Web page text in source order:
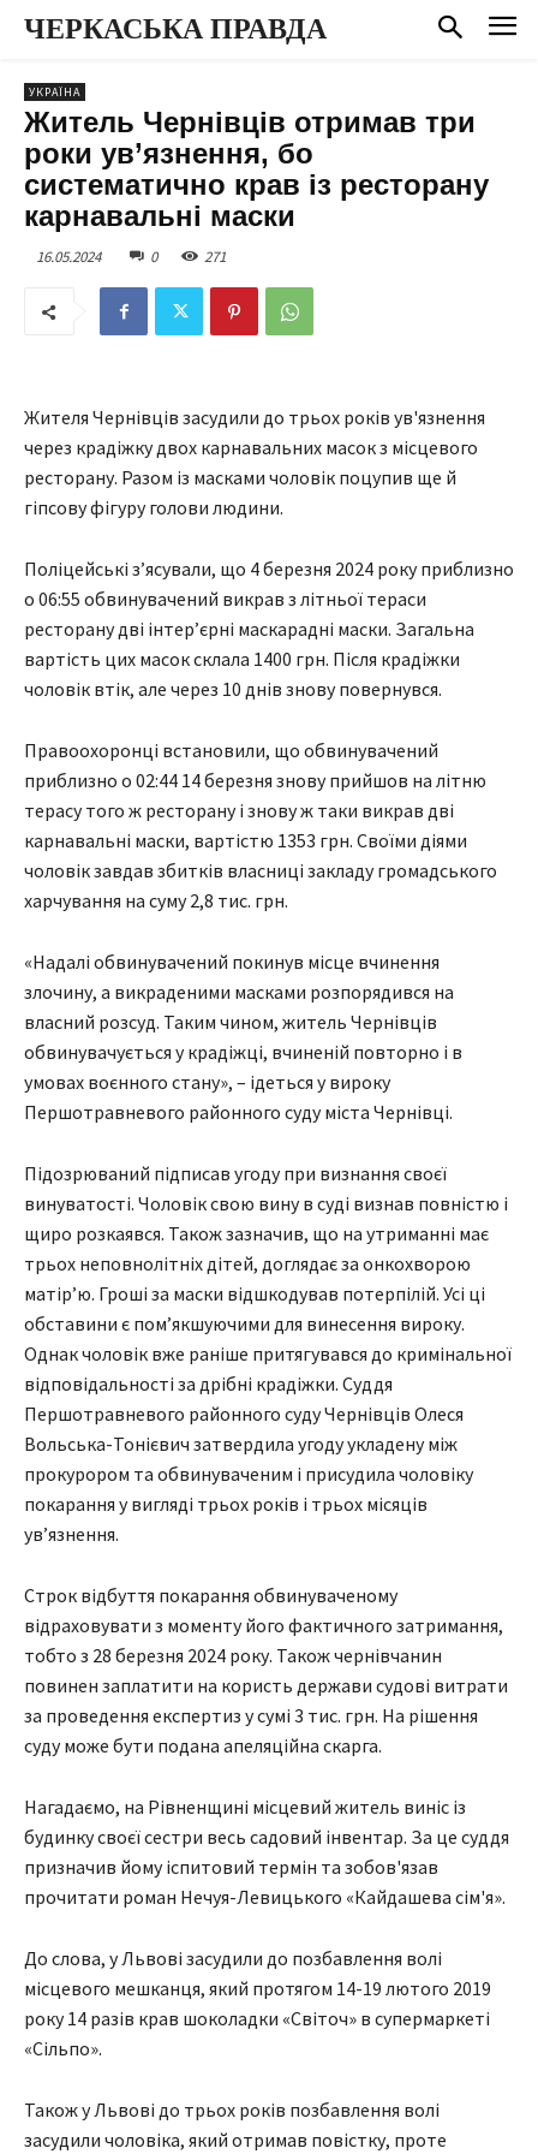
ЧЕРКАСЬКА ПРАВДА
УКРАЇНА
Житель Чернівців отримав три
роки ув’язнення, бо
систематично крав із ресторану
карнавальні маски
16.05.2024 0 271
Жителя Чернівців засудили до трьох років ув'язнення
через крадіжку двох карнавальних масок з місцевого
ресторану. Разом із масками чоловік поцупив ще й
гіпсову фігуру голови людини.
Поліцейські з’ясували, що 4 березня 2024 року приблизно
о 06:55 обвинувачений викрав з літньої тераси
ресторану дві інтер’єрні маскарадні маски. Загальна
вартість цих масок склала 1400 грн. Після крадіжки
чоловік втік, але через 10 днів знову повернувся.
Правоохоронці встановили, що обвинувачений
приблизно о 02:44 14 березня знову прийшов на літню
терасу того ж ресторану і знову ж таки викрав дві
карнавальні маски, вартістю 1353 грн. Своїми діями
чоловік завдав збитків власниці закладу громадського
харчування на суму 2,8 тис. грн.
«Надалі обвинувачений покинув місце вчинення
злочину, а викраденими масками розпорядився на
власний розсуд. Таким чином, житель Чернівців
обвинувачується у крадіжці, вчиненій повторно і в
умовах воєнного стану», – ідеться у вироку
Першотравневого районного суду міста Чернівці.
Підозрюваний підписав угоду при визнання своєї
винуватості. Чоловік свою вину в суді визнав повністю і
щиро розкаявся. Також зазначив, що на утриманні має
трьох неповнолітніх дітей, доглядає за онкохворою
матір’ю. Гроші за маски відшкодував потерпілій. Усі ці
обставини є пом’якшуючими для винесення вироку.
Однак чоловік вже раніше притягувався до кримінальної
відповідальності за дрібні крадіжки. Суддя
Першотравневого районного суду Чернівців Олеся
Вольська-Тонієвич затвердила угоду укладену між
прокурором та обвинуваченим і присудила чоловіку
покарання у вигляді трьох років і трьох місяців
ув’язнення.
Строк відбуття покарання обвинуваченому
відраховувати з моменту його фактичного затримання,
тобто з 28 березня 2024 року. Також чернівчанин
повинен заплатити на користь держави судові витрати
за проведення експертиз у сумі 3 тис. грн. На рішення
суду може бути подана апеляційна скарга.
Нагадаємо, на Рівненщині місцевий житель виніс із
будинку своєї сестри весь садовий інвентар. За це суддя
призначив йому іспитовий термін та зобов'язав
прочитати роман Нечуя-Левицького «Кайдашева сім'я».
До слова, у Львові засудили до позбавлення волі
місцевого мешканця, який протягом 14-19 лютого 2019
року 14 разів крав шоколадки «Світоч» в супермаркеті
«Сільпо».
Також у Львові до трьох років позбавлення волі
засудили чоловіка, який отримав повістку, проте